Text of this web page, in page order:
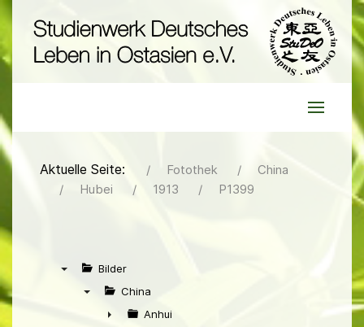
Aktuelle Seite: Fotothek
China
Hubei
1913 P1399
Bilder
China
Anhui